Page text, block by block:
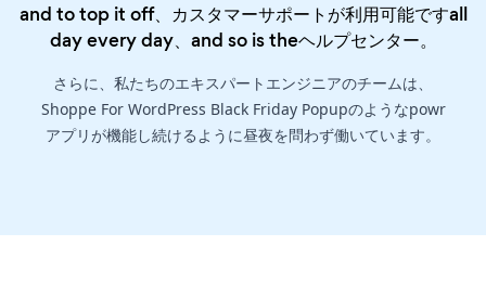
and to top it off、カスタマーサポートが利用可能ですall
day every day、and so is theヘルプセンター。
さらに、私たちのエキスパートエンジニアのチームは、
Shoppe For WordPress Black Friday Popupのようなpowr
アプリが機能し続けるように昼夜を問わず働いています。